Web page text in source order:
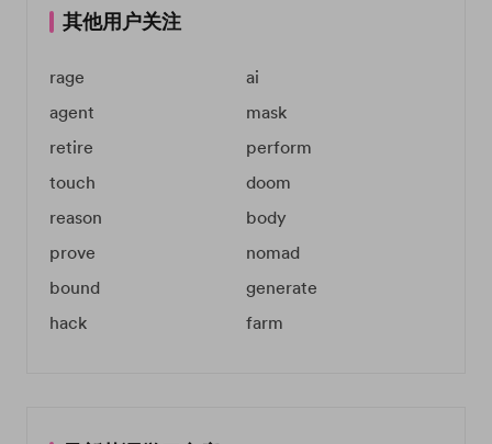
其他用户关注
rage
ai
agent
mask
retire
perform
touch
doom
reason
body
prove
nomad
bound
generate
hack
farm